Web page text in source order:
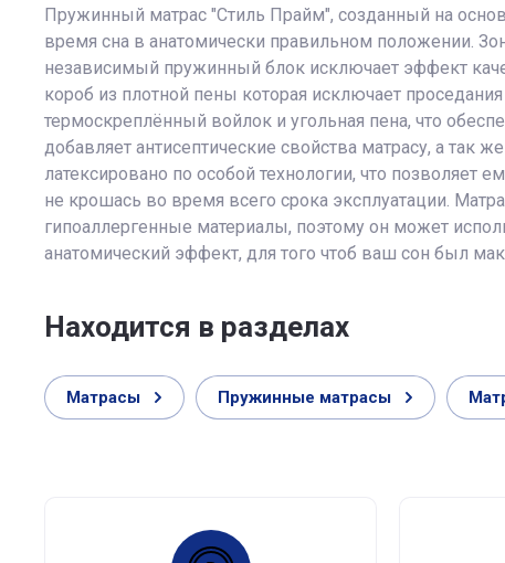
Пружинный матрас "Стиль Прайм", созданный на
время сна в анатомически правильном положении.
независимый пружинный блок исключает эффект
короб из плотной пены которая исключает
термоскреплённый войлок и угольная пена, что
добавляет антисептические свойства матрасу, а так
латексировано по особой технологии, что
не крошась во время всего срока эксплуатации.
гипоаллергенные материалы, поэтому он может
анатомический эффект, для того чтоб ваш сон был
Находится в разделах
Матрасы Пружинные матрасы